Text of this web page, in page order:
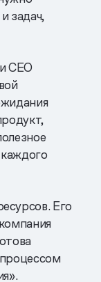
задач,
СЕО
Его